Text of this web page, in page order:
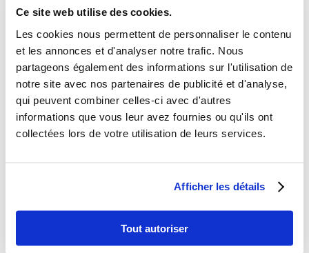
Ce site web utilise des cookies.
Les cookies nous permettent de personnaliser le contenu
et les annonces et d'analyser notre trafic. Nous
partageons également des informations sur l'utilisation de
notre site avec nos partenaires de publicité et d'analyse,
qui peuvent combiner celles-ci avec d'autres
informations que vous leur avez fournies ou qu'ils ont
collectées lors de votre utilisation de leurs services.
Afficher les détails
Tout autoriser
grandes lèvres
Vaginoplastie
1.200€
Hyménoplastie
1.000€
R
Durée du séjour à
l’hôpital : 0 à 1 nuit